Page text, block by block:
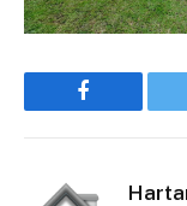
Facebook